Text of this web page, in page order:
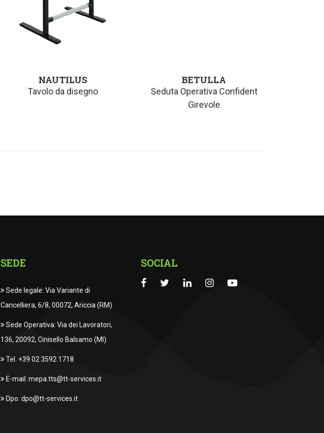
NAUTILUS
Tavolo da disegno
BETULLA
Seduta Operativa Confident
Girevole
SEDE
Sede legale: Via Variante di
Cancelliera, 6/8, 00072, Ariccia (RM)
Sede Operativa: Via dei Lavoratori,
136, 20092, Cinisello Balsamo (MI)
Tel. +39 02 3592 1718
E-mail: mepa.tts@tt-services.it
Dpo: dpo@tt-services.it
SOCIAL